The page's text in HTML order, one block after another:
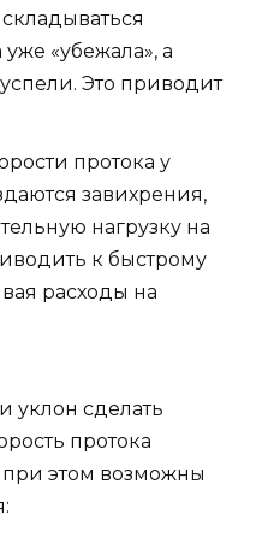
«убежала», а
Это приводит
протока у
завихрения,
нагрузку на
к быстрому
расходы на
уклон сделать
протока
при этом возможны